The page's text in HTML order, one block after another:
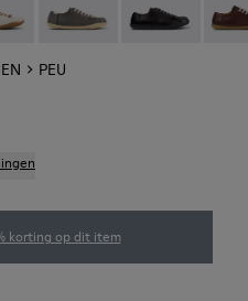
PEU
korting op dit item